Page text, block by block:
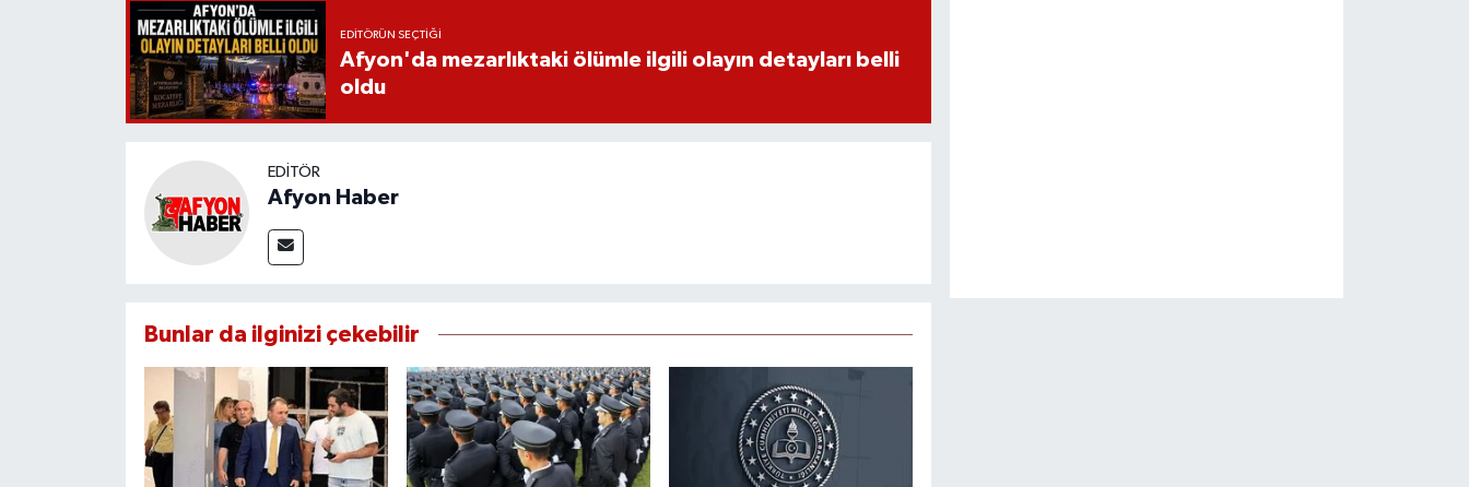
EDITÖRÜN SEÇTIĞI
Afyon'da mezarlıktaki ölümle ilgili olayın detayları belli
oldu
EDITÖR
Afyon Haber
Bunlar da ilginizi çekebilir